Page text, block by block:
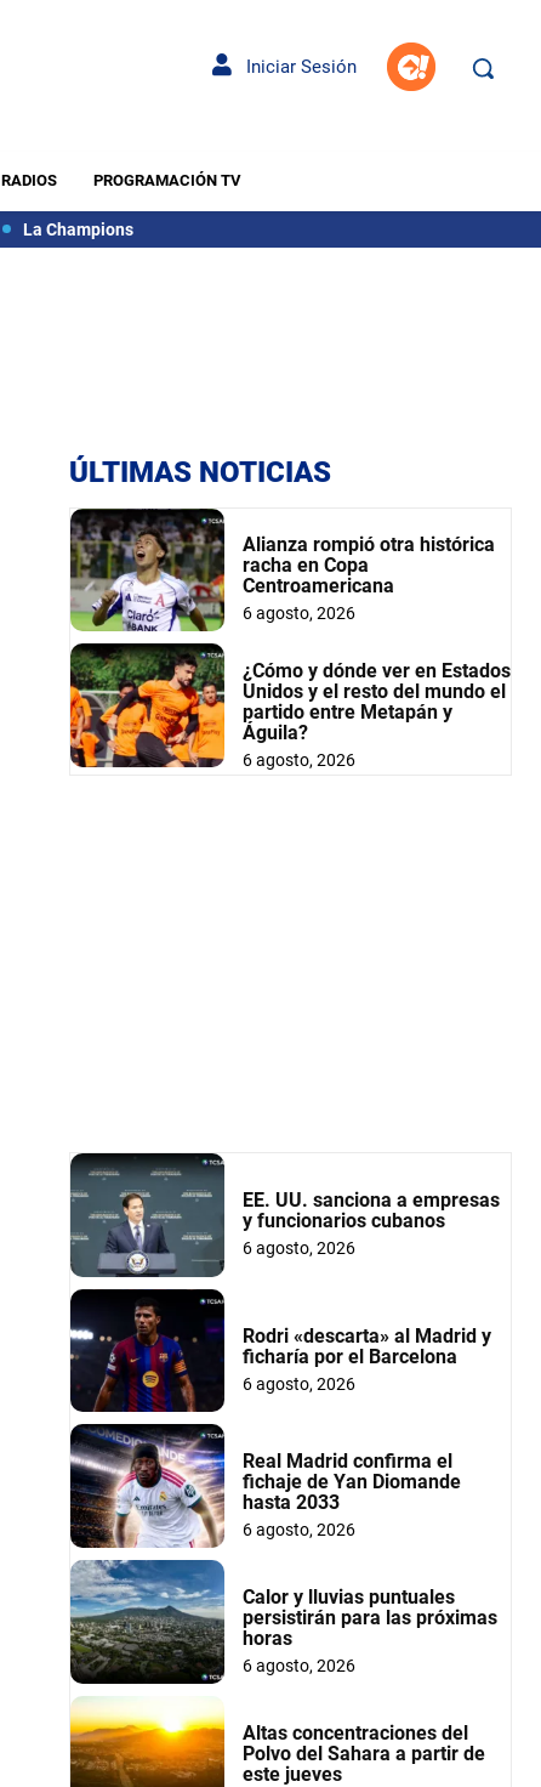
Iniciar Sesión
RADIOS PROGRAMACIÓN TV
La Champions
ÚLTIMAS NOTICIAS
Alianza rompió otra histórica
racha en Copa
Centroamericana
6 agosto, 2026
¿Cómo y dónde ver en Estados
Unidos y el resto del mundo el
partido entre Metapán y
Águila?
6 agosto, 2026
EE. UU. sanciona a empresas
y funcionarios cubanos
6 agosto, 2026
Rodri «descarta» al Madrid y
ficharía por el Barcelona
6 agosto, 2026
Real Madrid confirma el
fichaje de Yan Diomande
hasta 2033
6 agosto, 2026
Calor y lluvias puntuales
persistirán para las próximas
horas
6 agosto, 2026
Altas concentraciones del
Polvo del Sahara a partir de
este jueves